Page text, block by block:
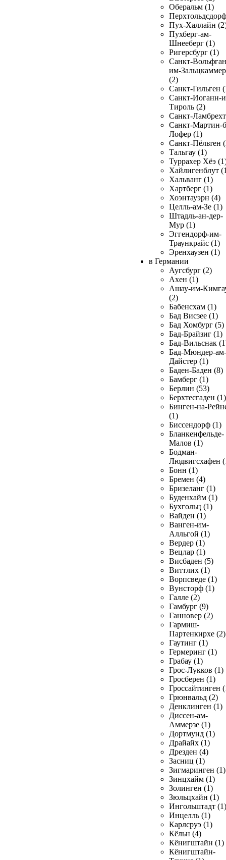
Оберальм (1)
Пух-Халлайн
Пухберг-ам-
Шнееберг (1)
Ригерсбург (1)
Санкт-
им-
(2)
Санкт-Гильген
Санкт-Иоганн-
Тироль (2)
Санкт-
Санкт-Мартин-
Лофер (1)
Санкт-Пёльтен
Тальгау (1)
Туррахер Хёэ
Хайлигенблут
Хальванг (1)
Хартберг (1)
Хоэнтауэрн (4)
Целль-ам-Зе (1)
Штадль-ан-дер-
Мур (1)
Эггендорф-им-
Траункрайс (1)
Эренхаузен (1)
в Германии
Аугсбург (2)
Ахен (1)
Ашау-им-
(2)
Бабенсхам (1)
Бад Висзее (1)
Бад Хомбург (5)
Бад-Брайзиг (1)
Бад-Вильснак
Бад-Мюндер-ам-
Дайстер (1)
Баден-Баден (8)
Бамберг (1)
Берлин (53)
Берхтесгаден (1)
Бинген-на-
(1)
Биссендорф (1)
Бланкенфельде-
Малов (1)
Бодман-
Людвигсхафен
Бонн (1)
Бремен (4)
Бризеланг (1)
Буденхайм (1)
Бухгольц (1)
Вайден (1)
Ванген-им-
Алльгой (1)
Вердер (1)
Вецлар (1)
Висбаден (5)
Виттлих (1)
Ворпсведе (1)
Вунсторф (1)
Галле (2)
Гамбург (9)
Ганновер (2)
Гармиш-
Партенкирхе (2)
Гаутинг (1)
Гермеринг (1)
Грабау (1)
Грос-Лукков (1)
Гросберен (1)
Гроссайтинген
Грюнвальд (2)
Денклинген (1)
Диссен-ам-
Аммерзе (1)
Дортмунд (1)
Драйайх (1)
Дрезден (4)
Засниц (1)
Зигмаринген (1)
Зинцхайм (1)
Золинген (1)
Зюльцхайн (1)
Ингольштадт (1)
Инцелль (1)
Карлсруэ (1)
Кёльн (4)
Кёнигштайн (1)
Кёнигштайн-